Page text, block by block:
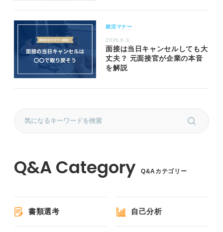
就活マナー
2026.6.3
面接は当日キャンセルしても大
丈夫？ 元面接官が企業の本音
を解説
Q&Aカテゴリー
書類選考 自己分析